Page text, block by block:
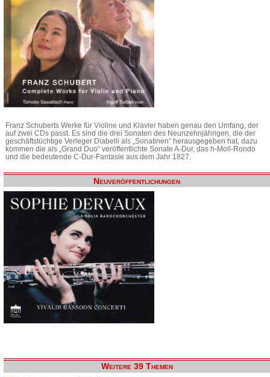
Franz Schuberts Werke für Violine und Klavier haben genau den Umfang, der
auf zwei CDs passt. Es sind die drei Sonaten des Neunzehnjährigen, die der
geschäftstüchtige Verleger Diabelli als „Sonatinen“ herausgegeben hat, dazu
kommen die als „Grand Duo“ veröffentlichte Sonate A-Dur, das h-Moll-Rondo
und die bedeutende C-Dur-Fantasie aus dem Jahr 1827.
Neuveröffentlichungen
Weitere 39 Themen